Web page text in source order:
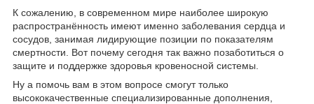
К сожалению, в современном мире наиболее широкую
распространённость имеют именно заболевания сердца и
сосудов, занимая лидирующие позиции по показателям
смертности. Вот почему сегодня так важно позаботиться о
защите и поддержке здоровья кровеносной системы.
Ну а помочь вам в этом вопросе смогут только
высококачественные специализированные дополнения,